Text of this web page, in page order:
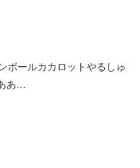
ボールカカロットやるしゅ
あ…